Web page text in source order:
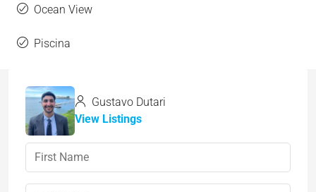
Ocean View
Piscina
Gustavo Dutari
View Listings